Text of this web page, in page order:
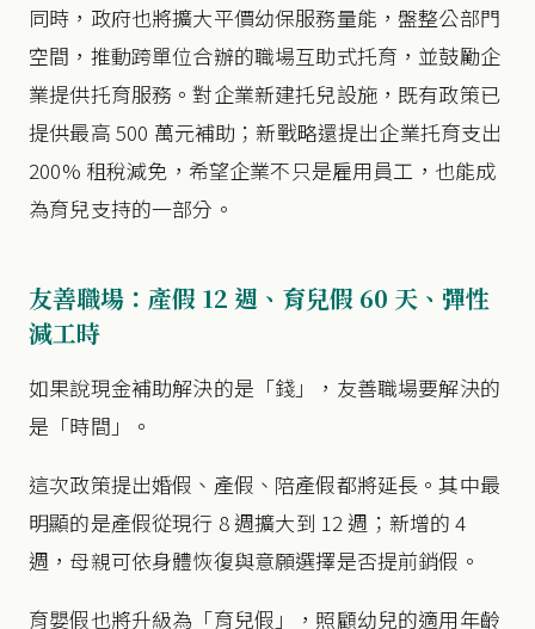
同時，政府也將擴大平價幼保服務量能，盤整公部門
空間，推動跨單位合辦的職場互助式托育，並鼓勵企
業提供托育服務。對企業新建托兒設施，既有政策已
提供最高 500 萬元補助；新戰略還提出企業托育支出
200% 租稅減免，希望企業不只是雇用員工，也能成
為育兒支持的一部分。
友善職場：產假 12 週、育兒假 60 天、彈性
減工時
如果說現金補助解決的是「錢」，友善職場要解決的
是「時間」。
這次政策提出婚假、產假、陪產假都將延長。其中最
明顯的是產假從現行 8 週擴大到 12 週；新增的 4
週，母親可依身體恢復與意願選擇是否提前銷假。
育嬰假也將升級為「育兒假」，照顧幼兒的適用年齡